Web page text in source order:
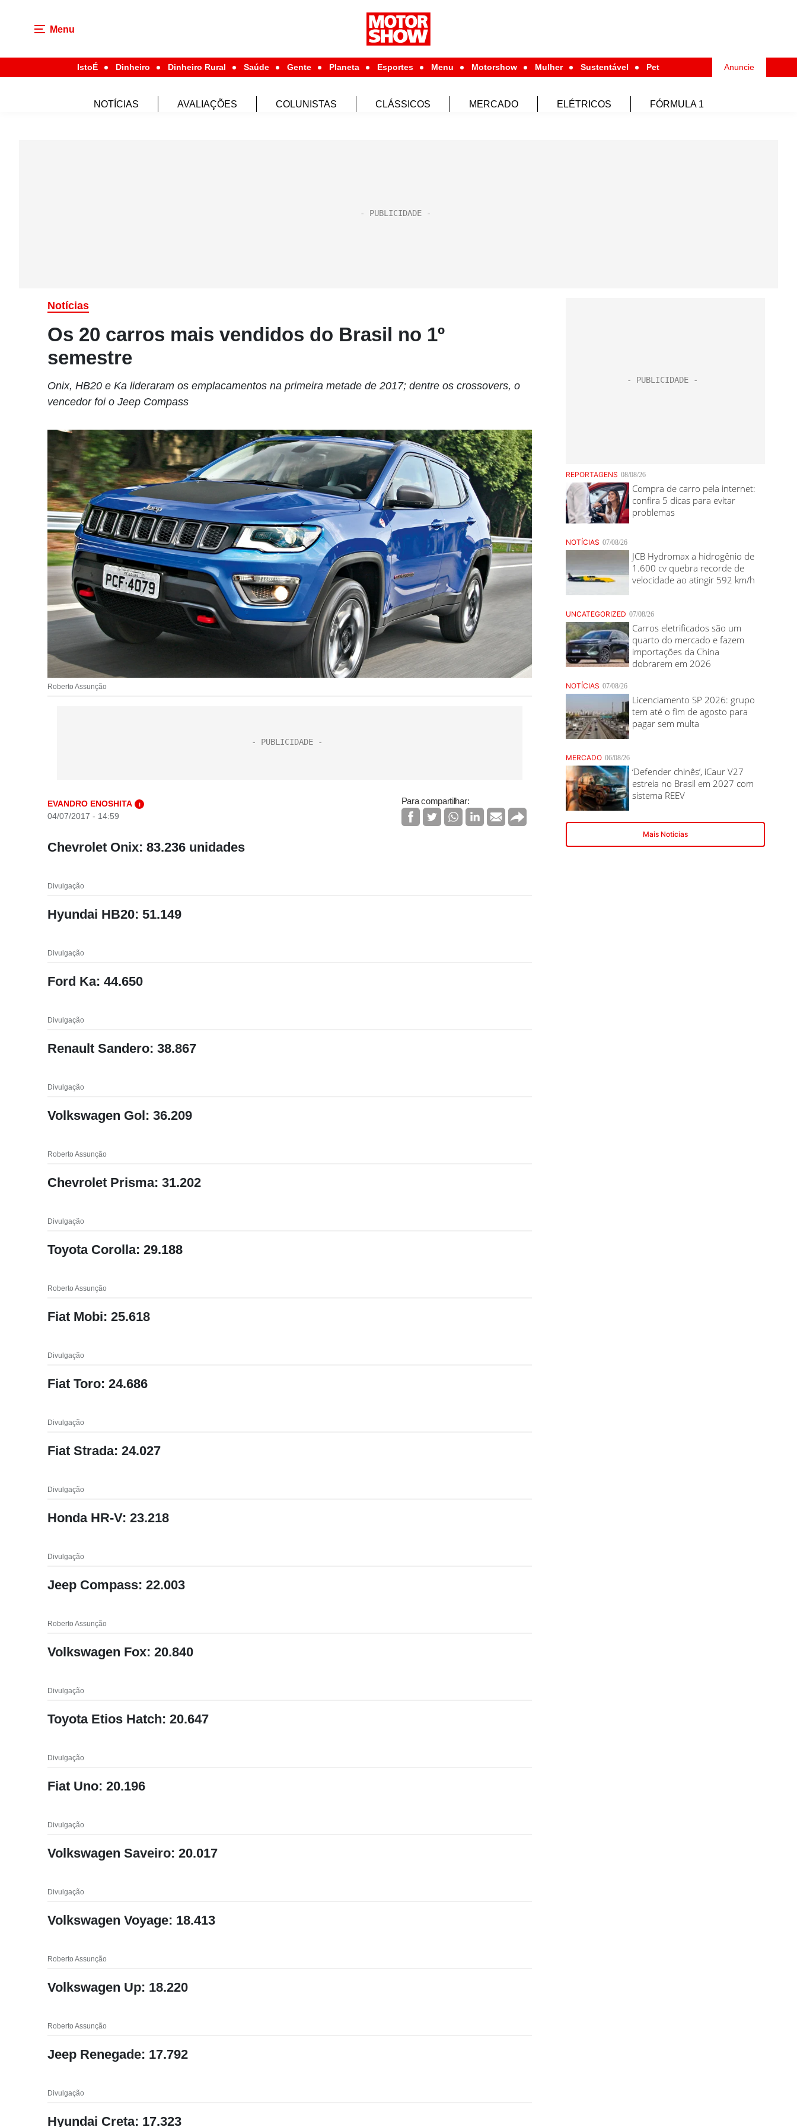
Menu
IstoÉ Dinheiro Dinheiro Rural Saúde Gente Planeta Esportes Menu Motorshow Mulher Sustentável Pet Anuncie
NOTÍCIAS AVALIAÇÕES COLUNISTAS CLÁSSICOS MERCADO ELÉTRICOS FÓRMULA 1
Notícias
Os 20 carros mais vendidos do Brasil no 1º
semestre
Onix, HB20 e Ka lideraram os emplacamentos na primeira metade de 2017; dentre os crossovers, o
vencedor foi o Jeep Compass
Roberto Assunção
EVANDRO ENOSHITA i
04/07/2017 - 14:59
Para compartilhar:
Chevrolet Onix: 83.236 unidades
Divulgação
Hyundai HB20: 51.149
Divulgação
Ford Ka: 44.650
Divulgação
Renault Sandero: 38.867
Divulgação
Volkswagen Gol: 36.209
Roberto Assunção
Chevrolet Prisma: 31.202
Divulgação
Toyota Corolla: 29.188
Roberto Assunção
Fiat Mobi: 25.618
Divulgação
Fiat Toro: 24.686
Divulgação
Fiat Strada: 24.027
Divulgação
Honda HR-V: 23.218
Divulgação
Jeep Compass: 22.003
Roberto Assunção
Volkswagen Fox: 20.840
Divulgação
Toyota Etios Hatch: 20.647
Divulgação
Fiat Uno: 20.196
Divulgação
Volkswagen Saveiro: 20.017
Divulgação
Volkswagen Voyage: 18.413
Roberto Assunção
Volkswagen Up: 18.220
Roberto Assunção
Jeep Renegade: 17.792
Divulgação
Hyundai Creta: 17.323